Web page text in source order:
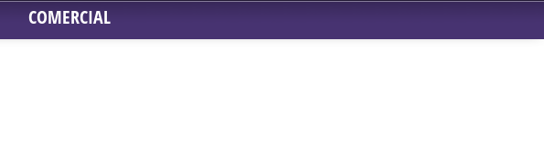
COMERCIAL